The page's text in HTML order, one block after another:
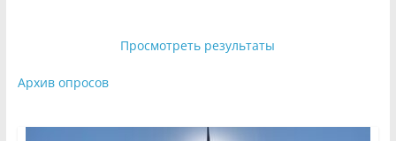
Просмотреть результаты
Архив опросов